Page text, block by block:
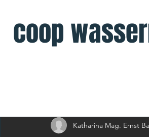
coop
Katharina Mag. Ernst